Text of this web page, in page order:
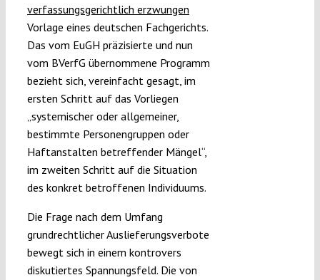
verfassungsgerichtlich erzwungen
Vorlage eines deutschen Fachgerichts.
Das vom EuGH präzisierte und nun
vom BVerfG übernommene Programm
bezieht sich, vereinfacht gesagt, im
ersten Schritt auf das Vorliegen
„systemischer oder allgemeiner,
bestimmte Personengruppen oder
Haftanstalten betreffender Mängel“,
im zweiten Schritt auf die Situation
des konkret betroffenen Individuums.
Die Frage nach dem Umfang
grundrechtlicher Auslieferungsverbote
bewegt sich in einem kontrovers
diskutiertes Spannungsfeld. Die von